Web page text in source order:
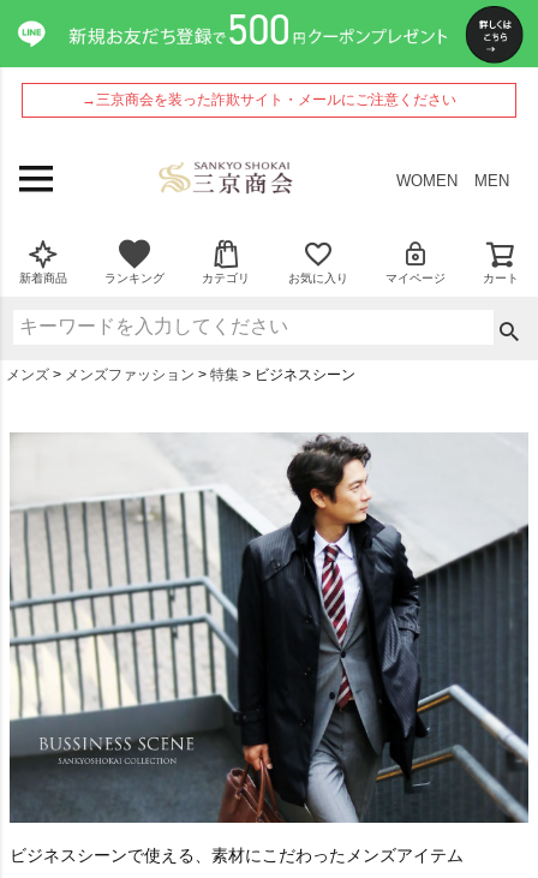
→三京商会を装った詐欺サイト・メールにご注意ください
WOMEN MEN
新着商品 ランキング カテゴリ お気に入り マイページ カート
メンズ メンズファッション 特集 ビジネスシーン
ビジネスシーンで使える、素材にこだわったメンズアイテム